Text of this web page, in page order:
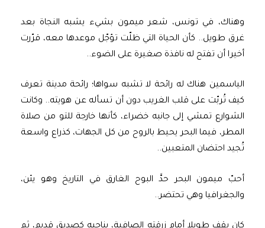
وهناك، في تونس، شعر ميمون بشيء يشبه النجاة بعد
غرق طويل.. كأن الحياة التي ظلّت تؤجّل موعدها معه، قرّرت
أخيرا أن تفتح له نافذة صغيرة على الضوء..
الياسمين هناك له رائحة لا تشبه سواها؛ رائحة مدينة تعرف
كيف تُربّت على قلب الغريب دون أن تسأله عن هويته.. وكانت
الشوارع تمشي إلى جانبه خضراء، كأنها خارجة للتو من صلاة
المطر، فيما البحر يحيط بالروح من كل الجهات، كذراع واسعة
تُجيد احتضان المتعبين..
أحبّ ميمون البحر حدَّ البوح الغارق في التاريخ وهو يئن،
والجغرافيا وهي تحتضر..